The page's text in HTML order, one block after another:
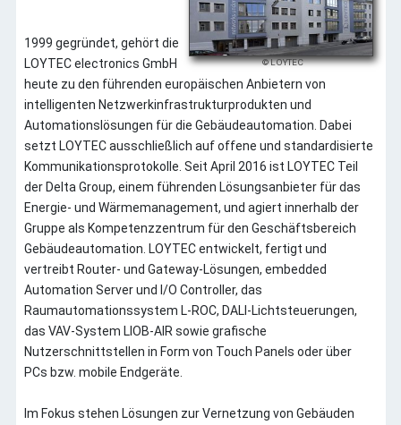
DEOS AG
Schneider Electric
BLB NRW
LOYTEC
WAGO
Willkommen
© LOYTEC
1999 gegründet, gehört die
LOYTEC electronics GmbH
heute zu den führenden europäischen Anbietern von
intelligenten Netzwerkinfrastrukturprodukten und
Automationslösungen für die Gebäudeautomation. Dabei
setzt LOYTEC ausschließlich auf offene und standardisierte
Kommunikationsprotokolle. Seit April 2016 ist LOYTEC Teil
der Delta Group, einem führenden Lösungsanbieter für das
Energie- und Wärmemanagement, und agiert innerhalb der
Gruppe als Kompetenzzentrum für den Geschäftsbereich
Gebäudeautomation. LOYTEC entwickelt, fertigt und
vertreibt Router- und Gateway-Lösungen, embedded
Automation Server und I/O Controller, das
Raumautomationssystem L-ROC, DALI-Lichtsteuerungen,
das VAV-System LIOB-AIR sowie grafische
Nutzerschnittstellen in Form von Touch Panels oder über
PCs bzw. mobile Endgeräte.
Im Fokus stehen Lösungen zur Vernetzung von Gebäuden